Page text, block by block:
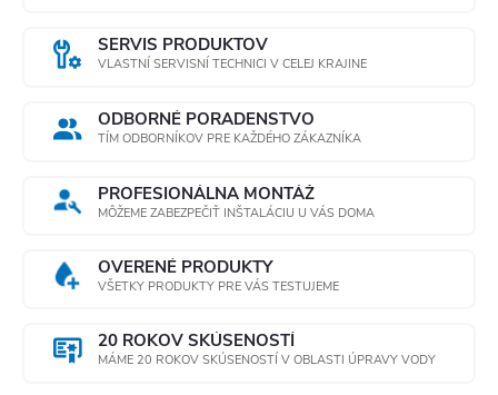
SERVIS PRODUKTOV
VLASTNÍ SERVISNÍ TECHNICI V CELEJ KRAJINE
ODBORNÉ PORADENSTVO
TÍM ODBORNÍKOV PRE KAŽDÉHO ZÁKAZNÍKA
PROFESIONÁLNA MONTÁŽ
MÔŽEME ZABEZPEČIŤ INŠTALÁCIU U VÁS DOMA
OVERENÉ PRODUKTY
VŠETKY PRODUKTY PRE VÁS TESTUJEME
20 ROKOV SKÚSENOSTÍ
MÁME 20 ROKOV SKÚSENOSTÍ V OBLASTI ÚPRAVY VODY